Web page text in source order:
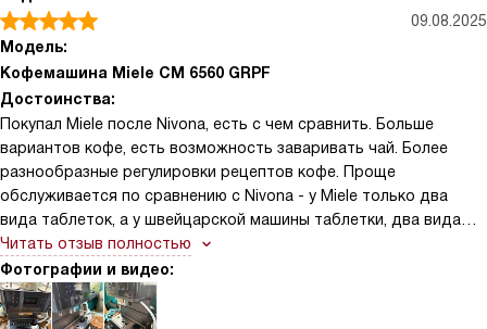
09.08.2025
Модель:
Кофемашина Miele CM 6560 GRPF
Достоинства:
Покупал Miele после Nivona, есть с чем сравнить. Больше
вариантов кофе, есть возможность заваривать чай. Более
разнообразные регулировки рецептов кофе. Проще
обслуживается по сравнению с Nivona - у Miele только два
вида таблеток, а у швейцарской машины таблетки, два вида
жидкости, плюс фильтр для воды надо менять (при этом
обслуживание Miele конечно же не дешевле). Более удобные в
обращении поддон для воды и контейнер отработанного
кофе. Единственный серьезный недостаток Miele, достаточно
Читать отзыв полностью
Фотографии и видео: